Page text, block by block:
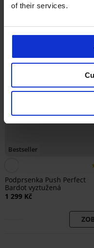
of their services.
Bestseller
Podprsenka Push Perfect
Bardot vyztužená
1 299 Kč